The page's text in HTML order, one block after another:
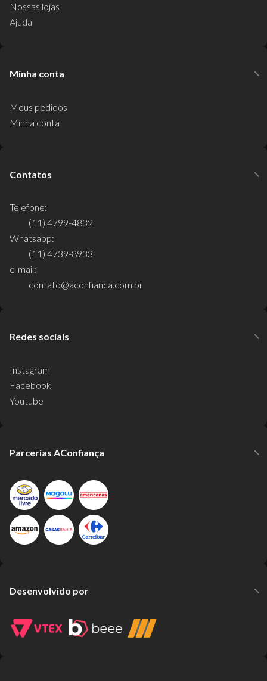
Nossas lojas
Ajuda
Minha conta
Meus pedidos
Minha conta
Contatos
Telefone:
(11) 4799-4832
Whatsapp:
(11) 4739-8933
e-mail:
contato@aconfianca.com.br
Redes sociais
Instagram
Facebook
Youtube
Parcerias AConfiança
Desenvolvido por